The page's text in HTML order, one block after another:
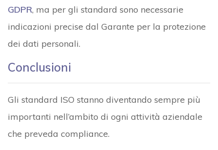
GDPR, ma per gli standard sono necessarie
indicazioni precise dal Garante per la protezione
dei dati personali.
Conclusioni
Gli standard ISO stanno diventando sempre più
importanti nell’ambito di ogni attività aziendale
che preveda compliance.